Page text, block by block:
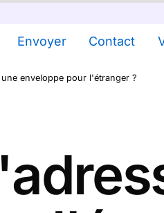
Envoyer Contact
enveloppe pour l'étranger ?